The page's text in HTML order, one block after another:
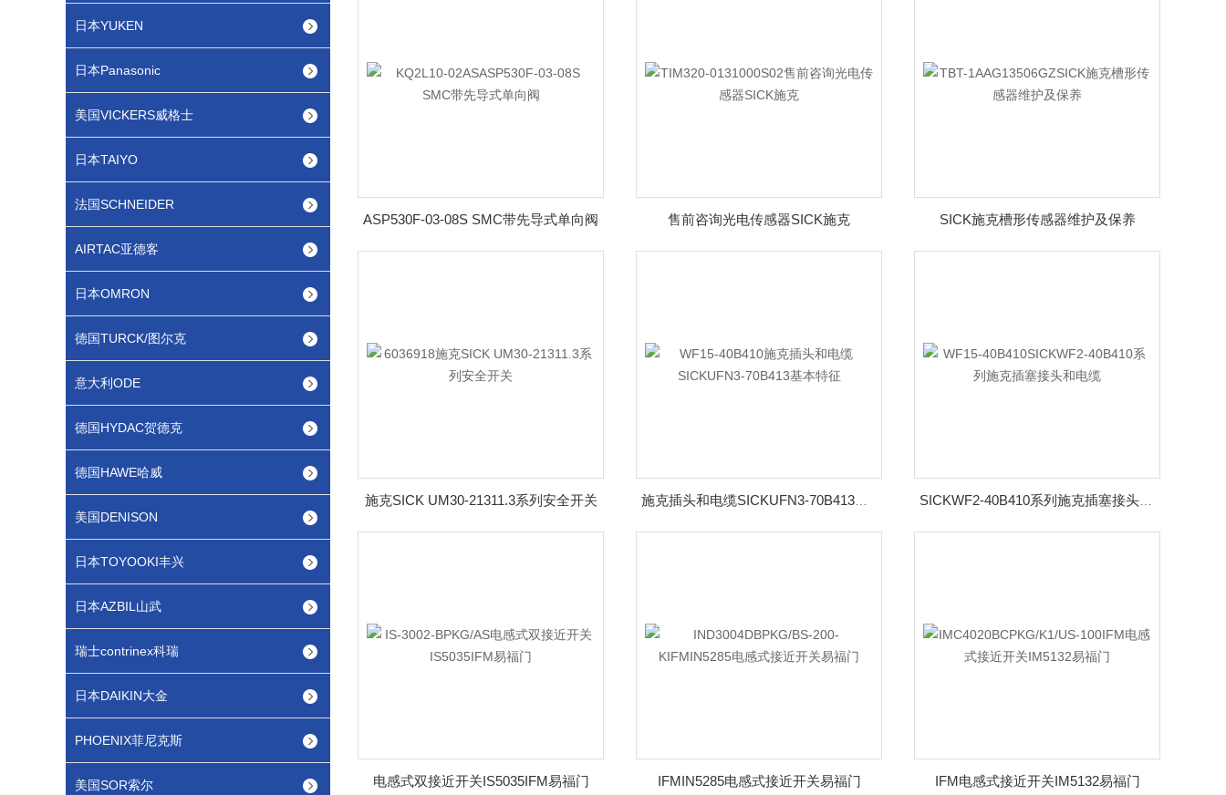
日本YUKEN
日本Panasonic
美国VICKERS威格士
日本TAIYO
法国SCHNEIDER
AIRTAC亚德客
日本OMRON
德国TURCK/图尔克
意大利ODE
德国HYDAC贺德克
德国HAWE哈威
美国DENISON
日本TOYOOKI丰兴
日本AZBIL山武
瑞士contrinex科瑞
日本DAIKIN大金
PHOENIX菲尼克斯
美国SOR索尔
ASP530F-03-08S SMC带先导式单向阀 售前咨询光电传感器SICK施克 SICK施克槽形传感器维护及保养
施克SICK UM30-21311.3系列安全开关
电感式双接近开关IS5035IFM易福门 IFMIN5285电感式接近开关易福门 IFM电感式接近开关IM5132易福门